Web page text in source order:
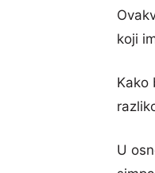
koji
Kako
U